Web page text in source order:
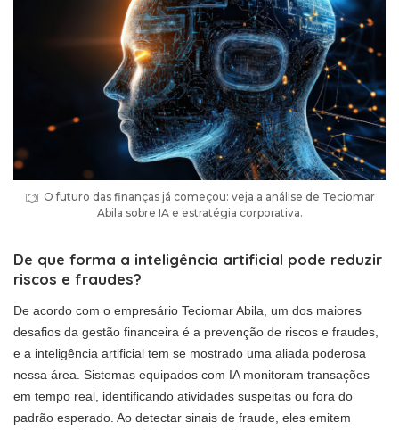
O futuro das finanças já começou: veja a análise de Teciomar
Abila sobre IA e estratégia corporativa.
De que forma a inteligência artificial pode reduzir
riscos e fraudes?
De acordo com o empresário Teciomar Abila, um dos maiores
desafios da gestão financeira é a prevenção de riscos e fraudes,
e a inteligência artificial tem se mostrado uma aliada poderosa
nessa área. Sistemas equipados com IA monitoram transações
em tempo real, identificando atividades suspeitas ou fora do
padrão esperado. Ao detectar sinais de fraude, eles emitem